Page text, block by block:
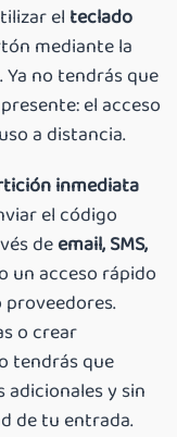
el teclado
mediante la
no tendrás que
el acceso
a distancia.
inmediata
el código
deemail, SMS,
un acceso rápido
proveedores.
o crear
tendrás que
y sin
de tu entrada.